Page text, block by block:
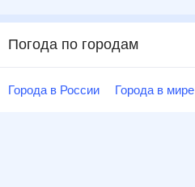
Погода по городам
Города в России Города в мире